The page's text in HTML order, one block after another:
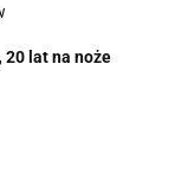
20 lat na noże